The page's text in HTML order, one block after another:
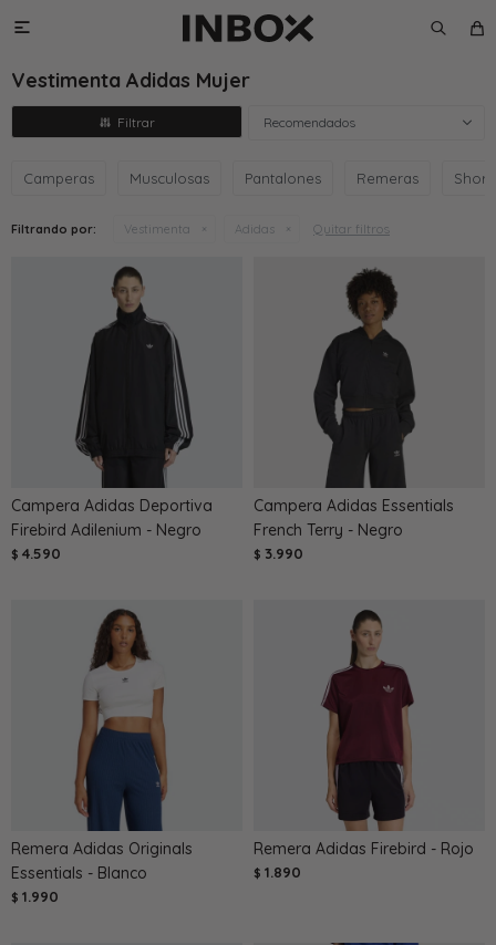

Vestimenta Adidas Mujer
Recomendados
Camperas Musculosas Pantalones Remeras
Filtrando por: Vestimenta Adidas Quitar filtros
Campera Adidas Deportiva
Firebird Adilenium - Negro
$ 4.590
Campera Adidas Essentials
French Terry - Negro
$ 3.990
Remera Adidas Originals
Essentials - Blanco
$ 1.990
Remera Adidas Firebird - Rojo
$ 1.890